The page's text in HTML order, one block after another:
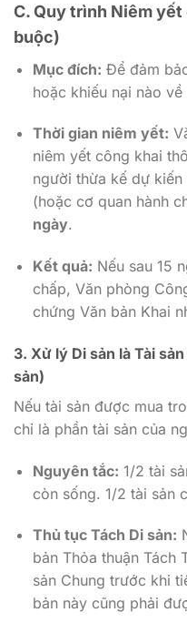
C. Quy trình Niêm
buộc)
Mục đích: Để đảm
hoặc khiếu nại nào về
Thời gian niêm yết:
niêm yết công khai
người thừa kế dự kiến
(hoặc cơ quan hành
ngày.
Kết quả: Nếu sau 15
chấp, Văn phòng
chứng Văn bản Khai
3. Xử lý Di sản là Tài
sản)
Nếu tài sản được mua
chỉ là phần tài sản của
Nguyên tắc: 1/2 tài
còn sống. 1/2 tài sản
Thủ tục Tách Di sản:
bản Thỏa thuận Tách
sản Chung trước khi
bản này cũng phải